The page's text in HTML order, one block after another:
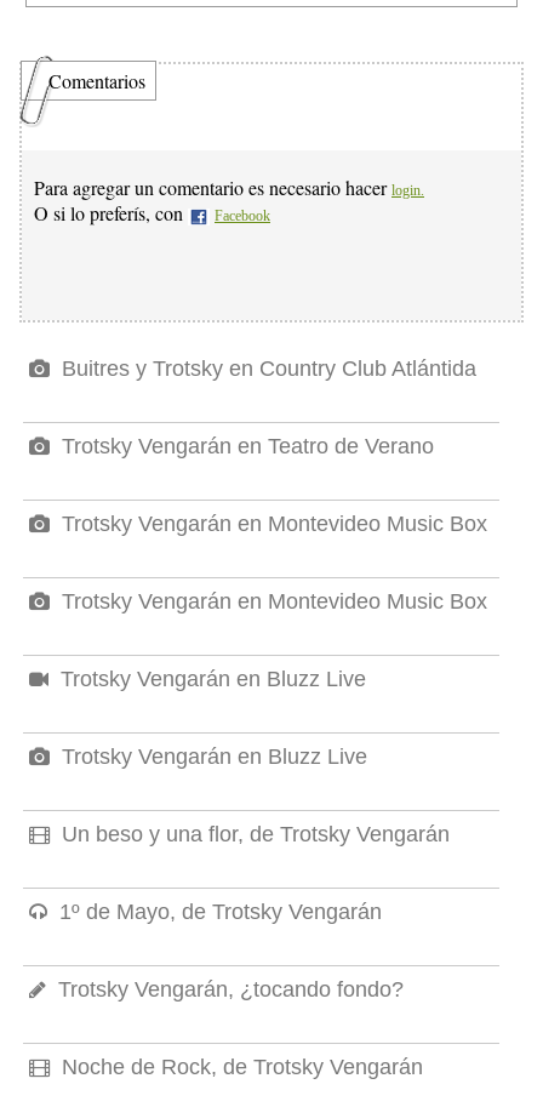
Comentarios
Para agregar un comentario es necesario hacer login.
O si lo preferís, con Facebook
Buitres y Trotsky en Country Club Atlántida
Trotsky Vengarán en Teatro de Verano
Trotsky Vengarán en Montevideo Music Box
Trotsky Vengarán en Montevideo Music Box
Trotsky Vengarán en Bluzz Live
Trotsky Vengarán en Bluzz Live
Un beso y una flor, de Trotsky Vengarán
1º de Mayo, de Trotsky Vengarán
Trotsky Vengarán, ¿tocando fondo?
Noche de Rock, de Trotsky Vengarán